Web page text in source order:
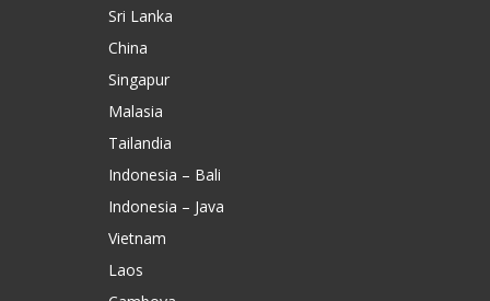
Sri Lanka
China
Singapur
Malasia
Tailandia
Indonesia – Bali
Indonesia – Java
Vietnam
Laos